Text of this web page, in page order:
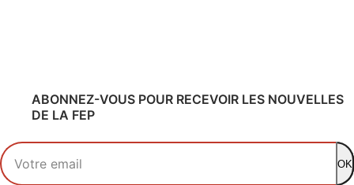
ABONNEZ-VOUS POUR RECEVOIR LES NOUVELLES
DE LA FEP
Votre adresse email
OK